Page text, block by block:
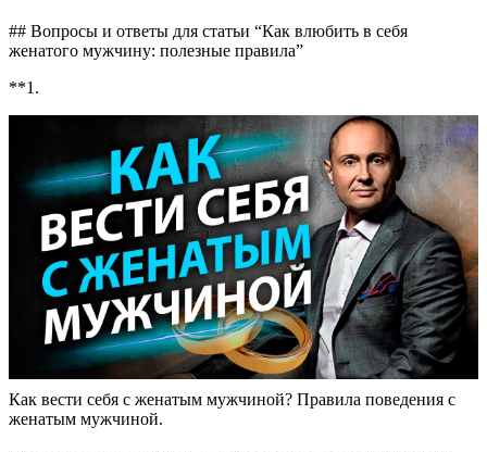
## Вопросы и ответы для статьи “Как влюбить в себя
женатого мужчину: полезные правила”
**1.
Как вести себя с женатым мужчиной? Правила поведения с
женатым мужчиной.